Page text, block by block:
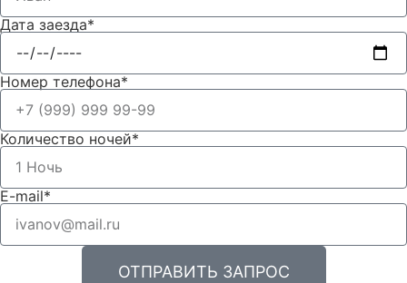
Дата заезда*
Номер телефона*
Количество ночей*
E-mail*
ОТПРАВИТЬ ЗАПРОС